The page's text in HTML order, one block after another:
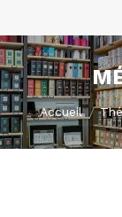
Vous êtes ici
Accueil